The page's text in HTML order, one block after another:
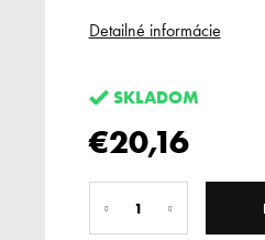
€20,16
Jednotková
cena:
SKLADOM
Detailné informácie